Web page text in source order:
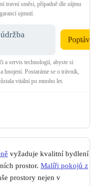
travní směsi, případně dle zájmu
ujmutí.
Poptávka
a servis technologií, abyste si
hnojení. Postaráme se o trávník,
vitální po mnoho let.
vyžaduje kvalitní bydlení
prostor. Malíři pokojů z
prostory nejen v